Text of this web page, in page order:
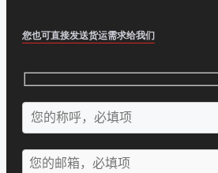
您也可直接发送货运需求给我们